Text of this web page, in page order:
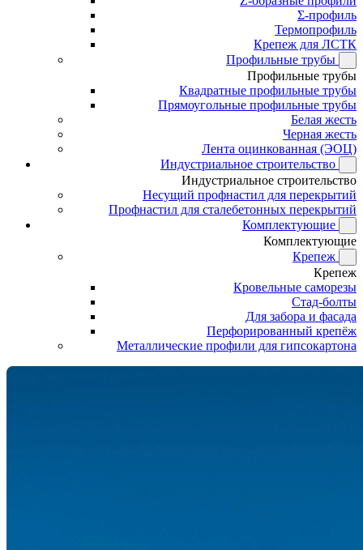
Σ-профиль
Термопрофиль
Крепеж для ЛСТК
Профильные трубы
Профильные трубы
Квадратные профильные трубы
Прямоугольные профильные трубы
Белая жесть
Черная жесть
Лента оцинкованная (ЭОЦ)
Индустриальное строительство
Индустриальное строительство
Несущий профнастил для перекрытий
Профнастил для сталебетонных перекрытий
Комплектующие
Комплектующие
Крепеж
Крепеж
Кровельные саморезы
Стад-болты
Для забора и фасада
Перфорированный крепёж
Металлические профили для гипсокартона